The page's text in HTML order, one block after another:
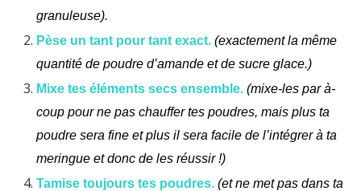
granuleuse).
Pèse un tant pour tant exact. (exactement la même
quantité de poudre d’amande et de sucre glace.)
Mixe tes éléments secs ensemble. (mixe-les par à-
coup pour ne pas chauffer tes poudres, mais plus ta
poudre sera fine et plus il sera facile de l’intégrer à ta
meringue et donc de les réussir !)
Tamise toujours tes poudres. (et ne met pas dans ta